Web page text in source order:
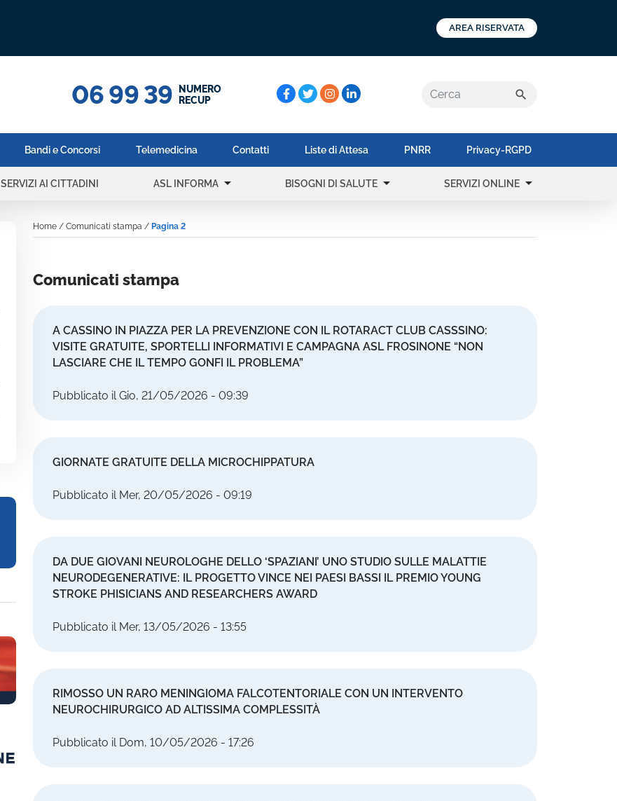
AREA RISERVATA
06 99 39
NUMERO
RECUP
Cerca: search
Bandi e Concorsi Telemedicina Contatti Liste di Attesa PNRR Privacy-RGPD
SERVIZI AI CITTADINI ASL INFORMA arrow_drop_down BISOGNI DI SALUTE arrow_drop_down SERVIZI ONLINE arrow_drop_down
Home / Comunicati stampa / Pagina 2
Comunicati stampa
A CASSINO IN PIAZZA PER LA PREVENZIONE CON IL ROTARACT CLUB CASSSINO:
VISITE GRATUITE, SPORTELLI INFORMATIVI E CAMPAGNA ASL FROSINONE “NON
LASCIARE CHE IL TEMPO GONFI IL PROBLEMA”
Pubblicato il Gio, 21/05/2026 - 09:39
GIORNATE GRATUITE DELLA MICROCHIPPATURA
Pubblicato il Mer, 20/05/2026 - 09:19
DA DUE GIOVANI NEUROLOGHE DELLO ‘SPAZIANI’ UNO STUDIO SULLE MALATTIE
NEURODEGENERATIVE: IL PROGETTO VINCE NEI PAESI BASSI IL PREMIO YOUNG
STROKE PHISICIANS AND RESEARCHERS AWARD
Pubblicato il Mer, 13/05/2026 - 13:55
RIMOSSO UN RARO MENINGIOMA FALCOTENTORIALE CON UN INTERVENTO
NEUROCHIRURGICO AD ALTISSIMA COMPLESSITÀ
Pubblicato il Dom, 10/05/2026 - 17:26